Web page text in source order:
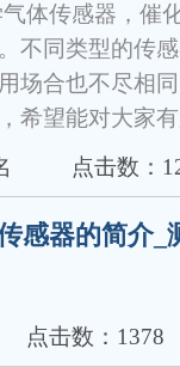
体传感器，催
不同类型的传
场合也不尽相
希望能对大家
点击数：
感器的简介_
点击数：1378